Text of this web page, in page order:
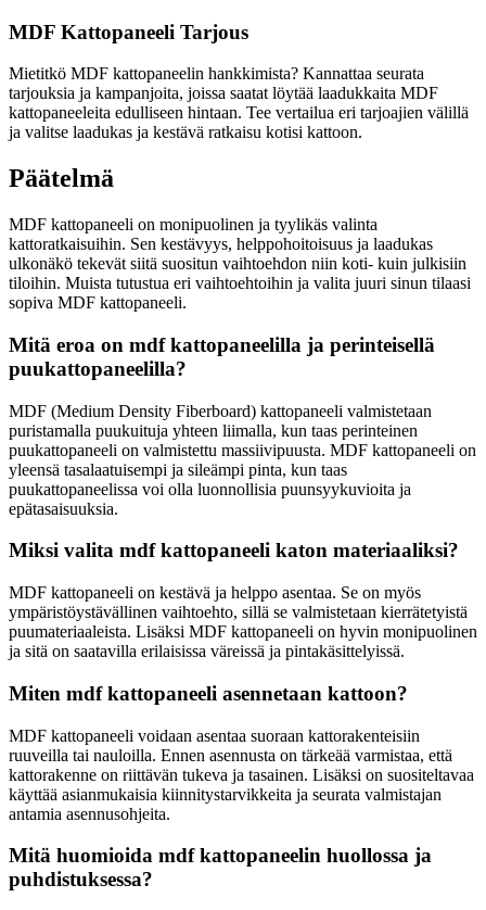
MDF Kattopaneeli Tarjous
Mietitkö MDF kattopaneelin hankkimista? Kannattaa seurata
tarjouksia ja kampanjoita, joissa saatat löytää laadukkaita MDF
kattopaneeleita edulliseen hintaan. Tee vertailua eri tarjoajien välillä
ja valitse laadukas ja kestävä ratkaisu kotisi kattoon.
Päätelmä
MDF kattopaneeli on monipuolinen ja tyylikäs valinta
kattoratkaisuihin. Sen kestävyys, helppohoitoisuus ja laadukas
ulkonäkö tekevät siitä suositun vaihtoehdon niin koti- kuin julkisiin
tiloihin. Muista tutustua eri vaihtoehtoihin ja valita juuri sinun tilaasi
sopiva MDF kattopaneeli.
Mitä eroa on mdf kattopaneelilla ja perinteisellä
puukattopaneelilla?
MDF (Medium Density Fiberboard) kattopaneeli valmistetaan
puristamalla puukuituja yhteen liimalla, kun taas perinteinen
puukattopaneeli on valmistettu massiivipuusta. MDF kattopaneeli on
yleensä tasalaatuisempi ja sileämpi pinta, kun taas
puukattopaneelissa voi olla luonnollisia puunsyykuvioita ja
epätasaisuuksia.
Miksi valita mdf kattopaneeli katon materiaaliksi?
MDF kattopaneeli on kestävä ja helppo asentaa. Se on myös
ympäristöystävällinen vaihtoehto, sillä se valmistetaan kierrätetyistä
puumateriaaleista. Lisäksi MDF kattopaneeli on hyvin monipuolinen
ja sitä on saatavilla erilaisissa väreissä ja pintakäsittelyissä.
Miten mdf kattopaneeli asennetaan kattoon?
MDF kattopaneeli voidaan asentaa suoraan kattorakenteisiin
ruuveilla tai nauloilla. Ennen asennusta on tärkeää varmistaa, että
kattorakenne on riittävän tukeva ja tasainen. Lisäksi on suositeltavaa
käyttää asianmukaisia kiinnitystarvikkeita ja seurata valmistajan
antamia asennusohjeita.
Mitä huomioida mdf kattopaneelin huollossa ja
puhdistuksessa?